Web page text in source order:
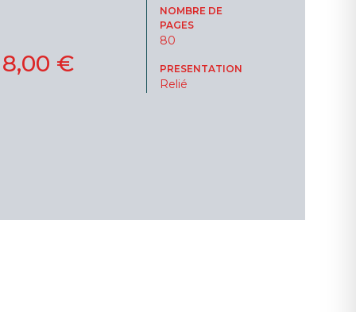
NOMBRE DE
PAGES
80
PRESENTATION
Relié
€